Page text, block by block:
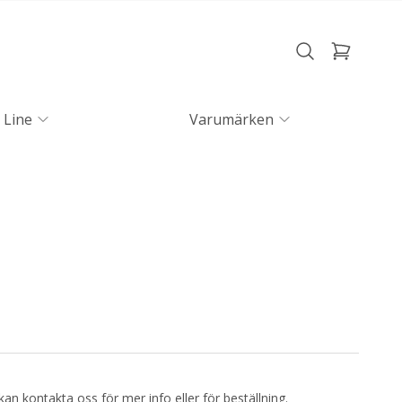
Line Varumärken
kontakta oss för mer info eller för beställning.